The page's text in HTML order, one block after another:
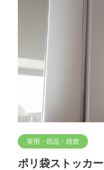
実用・部品・雑貨
ポリ袋ストッカー